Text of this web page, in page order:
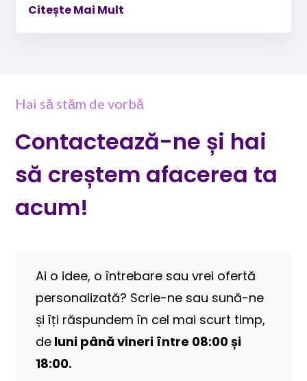
Citește Mai Mult
Hai să stăm de vorbă
Contactează-ne și hai
să creștem afacerea ta
acum!
Ai o idee, o întrebare sau vrei ofertă
personalizată? Scrie-ne sau sună-ne
și îți răspundem în cel mai scurt timp,
de luni până vineri între 08:00 și
18:00.